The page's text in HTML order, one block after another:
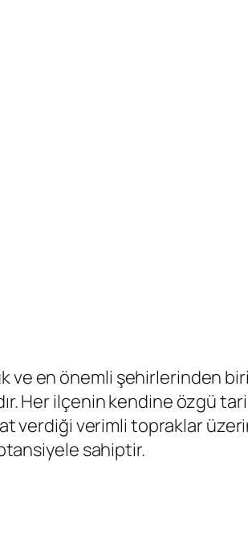
ve en önemli şehirlerinden
Her ilçenin kendine özgü
verdiği verimli topraklar
sahiptir.